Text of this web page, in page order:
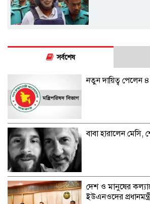
সর্বশেষ
নতুন দায়িত্ব পেলেন ৪
বাবা হারালেন মেসি,
দেশ ও মানুষের
ইউএনওদের